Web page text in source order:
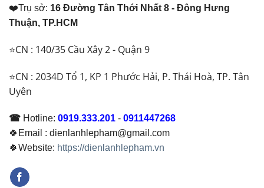
❤️Trụ sở: 16 Đường Tân Thới Nhất 8 - Đông Hưng
Thuận, TP.HCM
⭐CN : 140/35 Cầu Xây 2 - Quận 9
⭐CN : 2034D Tổ 1, KP 1 Phước Hải, P. Thái Hoà, TP. Tân
Uyên
☎ Hotline: 0919.333.201 - 0911447268
🍀Email : dienlanhlepham@gmail.com
🍀Website: https://dienlanhlepham.vn